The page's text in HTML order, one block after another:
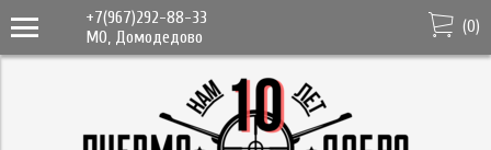
+7(967)292-88-33
МО, Домодедово
(0)